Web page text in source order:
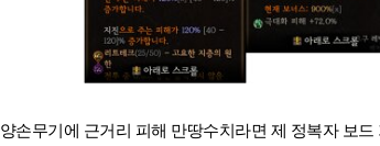
양손무기에 근거리 피해 만땅수치라면 제 정복자 보드